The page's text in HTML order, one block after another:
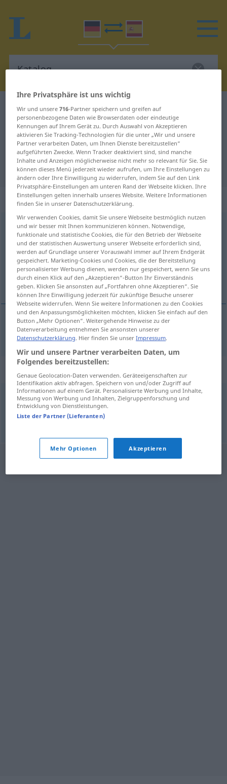
Deutsch-Spanisch Wörterbuch Katalog
Deutsch-Spanisch Übersetzung für
"Katalog"
"Katalog" Spanisch Übersetzung
„Katalog“: Maskulinum
Katalog [kataˈloːk]m <Katalog(e)s ;Kataloge>
Übersicht aller Übersetzungen
(Für mehr Details die Übersetzung anklicken/antippen)
catálogo
catálogom Katalog
Synonyme für "Katalog"
Prospekt,Broschüre
Ihre Privatsphäre ist uns wichtig
Wir und unsere716-Partner speichern und greifen auf
personenbezogene Daten wie Browserdaten oder eindeutige
Kennungen auf Ihrem Gerät zu. Durch Auswahl von Akzeptieren
aktivieren Sie Tracking-Technologien für die unter „Wir und unsere
Partner verarbeiten Daten, um Ihnen Dienste bereitzustellen“
aufgeführten Zwecke. Wenn Tracker deaktiviert sind, sind manche
Inhalte und Anzeigen möglicherweise nicht mehr so relevant für Sie. Sie
können dieses Menü jederzeit wieder aufrufen, um Ihre Einstellungen zu
ändern oder Ihre Einwilligung zu widerrufen, indem Sie auf den Link
Privatsphäre-Einstellungen am unteren Rand der Webseite klicken. Ihre
Einstellungen gelten innerhalb unseres Website. Weitere Informationen
finden Sie in unserer Datenschutzerklärung.
Wir verwenden Cookies, damit Sie unsere Webseite bestmöglich nutzen
und wir besser mit Ihnen kommunizieren können. Notwendige,
funktionale und statistische Cookies, die für den Betrieb der Webseite
und der statistischen Auswertung unserer Webseite erforderlich sind,
werden auf Grundlage unserer Vorauswahl immer auf Ihrem Endgerät
gespeichert. Marketing-Cookies und Cookies, die der Bereitstellung
personalisierter Werbung dienen, werden nur gespeichert, wenn Sie uns
durch einen Klick auf den „Akzeptieren“-Button Ihr Einverständnis
geben. Klicken Sie ansonsten auf „Fortfahren ohne Akzeptieren“. Sie
können Ihre Einwilligung jederzeit für zukünftige Besuche unserer
Webseite widerrufen. Wenn Sie weitere Informationen zu den Cookies
und den Anpassungsmöglichkeiten möchten, klicken Sie einfach auf den
Button „Mehr Optionen“. Weitergehende Hinweise zu der
Datenverarbeitung entnehmen Sie ansonsten unserer
Datenschutzerklärung. Hier finden Sie unserImpressum.
Wir und unsere Partner verarbeiten Daten, um
Folgendes bereitzustellen:
Genaue Geolocation-Daten verwenden. Geräteeigenschaften zur
Identifikation aktiv abfragen. Speichern von und/oder Zugriff auf
Informationen auf einem Gerät. Personalisierte Werbung und Inhalte,
Messung von Werbung und Inhalten, Zielgruppenforschung und
Entwicklung von Dienstleistungen.
Liste der Partner (Lieferanten)
Mehr Optionen Akzeptieren